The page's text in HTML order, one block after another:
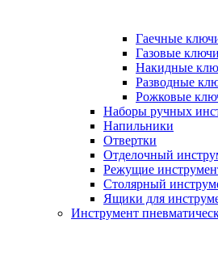
Гаечные
Газовые ключи
Накидные
Разводные
Рожковые
Наборы ручных
Напильники
Отвертки
Отделочный
Режущие
Столярный
Ящики для
Инструмент